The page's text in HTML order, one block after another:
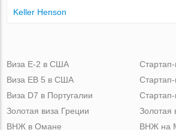
Keller Henson
Виза Е-2 в США
Виза ЕВ 5 в США
Виза D7 в Португалии
Золотая виза Греции
Стартап-
Золотая
ВНЖ в Омане
ВНЖ на